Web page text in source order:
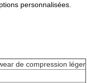
personnalisées.
de compression léger